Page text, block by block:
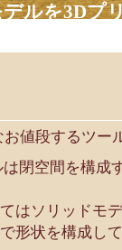
ルを3Dプ
値段するツー
閉空間を構成
はソリッドモ
形状を構成し